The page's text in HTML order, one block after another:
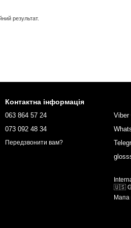
результат.
Контактна інформація
063 864 57 24
073 092 48 34
Передзвонити вам?
Viber
🇺🇸
Мапа